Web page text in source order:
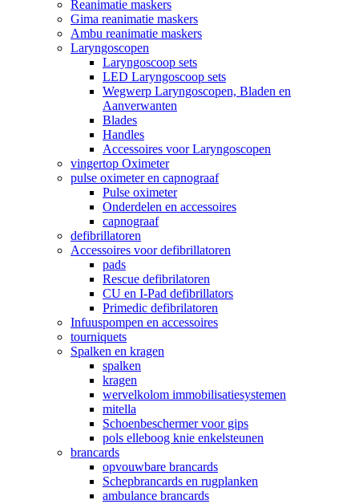
Reanimatie maskers
Gima reanimatie maskers
Ambu reanimatie maskers
Laryngoscopen
Laryngoscoop sets
LED Laryngoscoop sets
Wegwerp Laryngoscopen, Bladen en
Aanverwanten
Blades
Handles
Accessoires voor Laryngoscopen
vingertop Oximeter
pulse oximeter en capnograaf
Pulse oximeter
Onderdelen en accessoires
capnograaf
defibrillatoren
Accessoires voor defibrillatoren
pads
Rescue defibrilatoren
CU en I-Pad defibrillators
Primedic defibrilatoren
Infuuspompen en accessoires
tourniquets
Spalken en kragen
spalken
kragen
wervelkolom immobilisatiesystemen
mitella
Schoenbeschermer voor gips
pols elleboog knie enkelsteunen
brancards
opvouwbare brancards
Schepbrancards en rugplanken
ambulance brancards